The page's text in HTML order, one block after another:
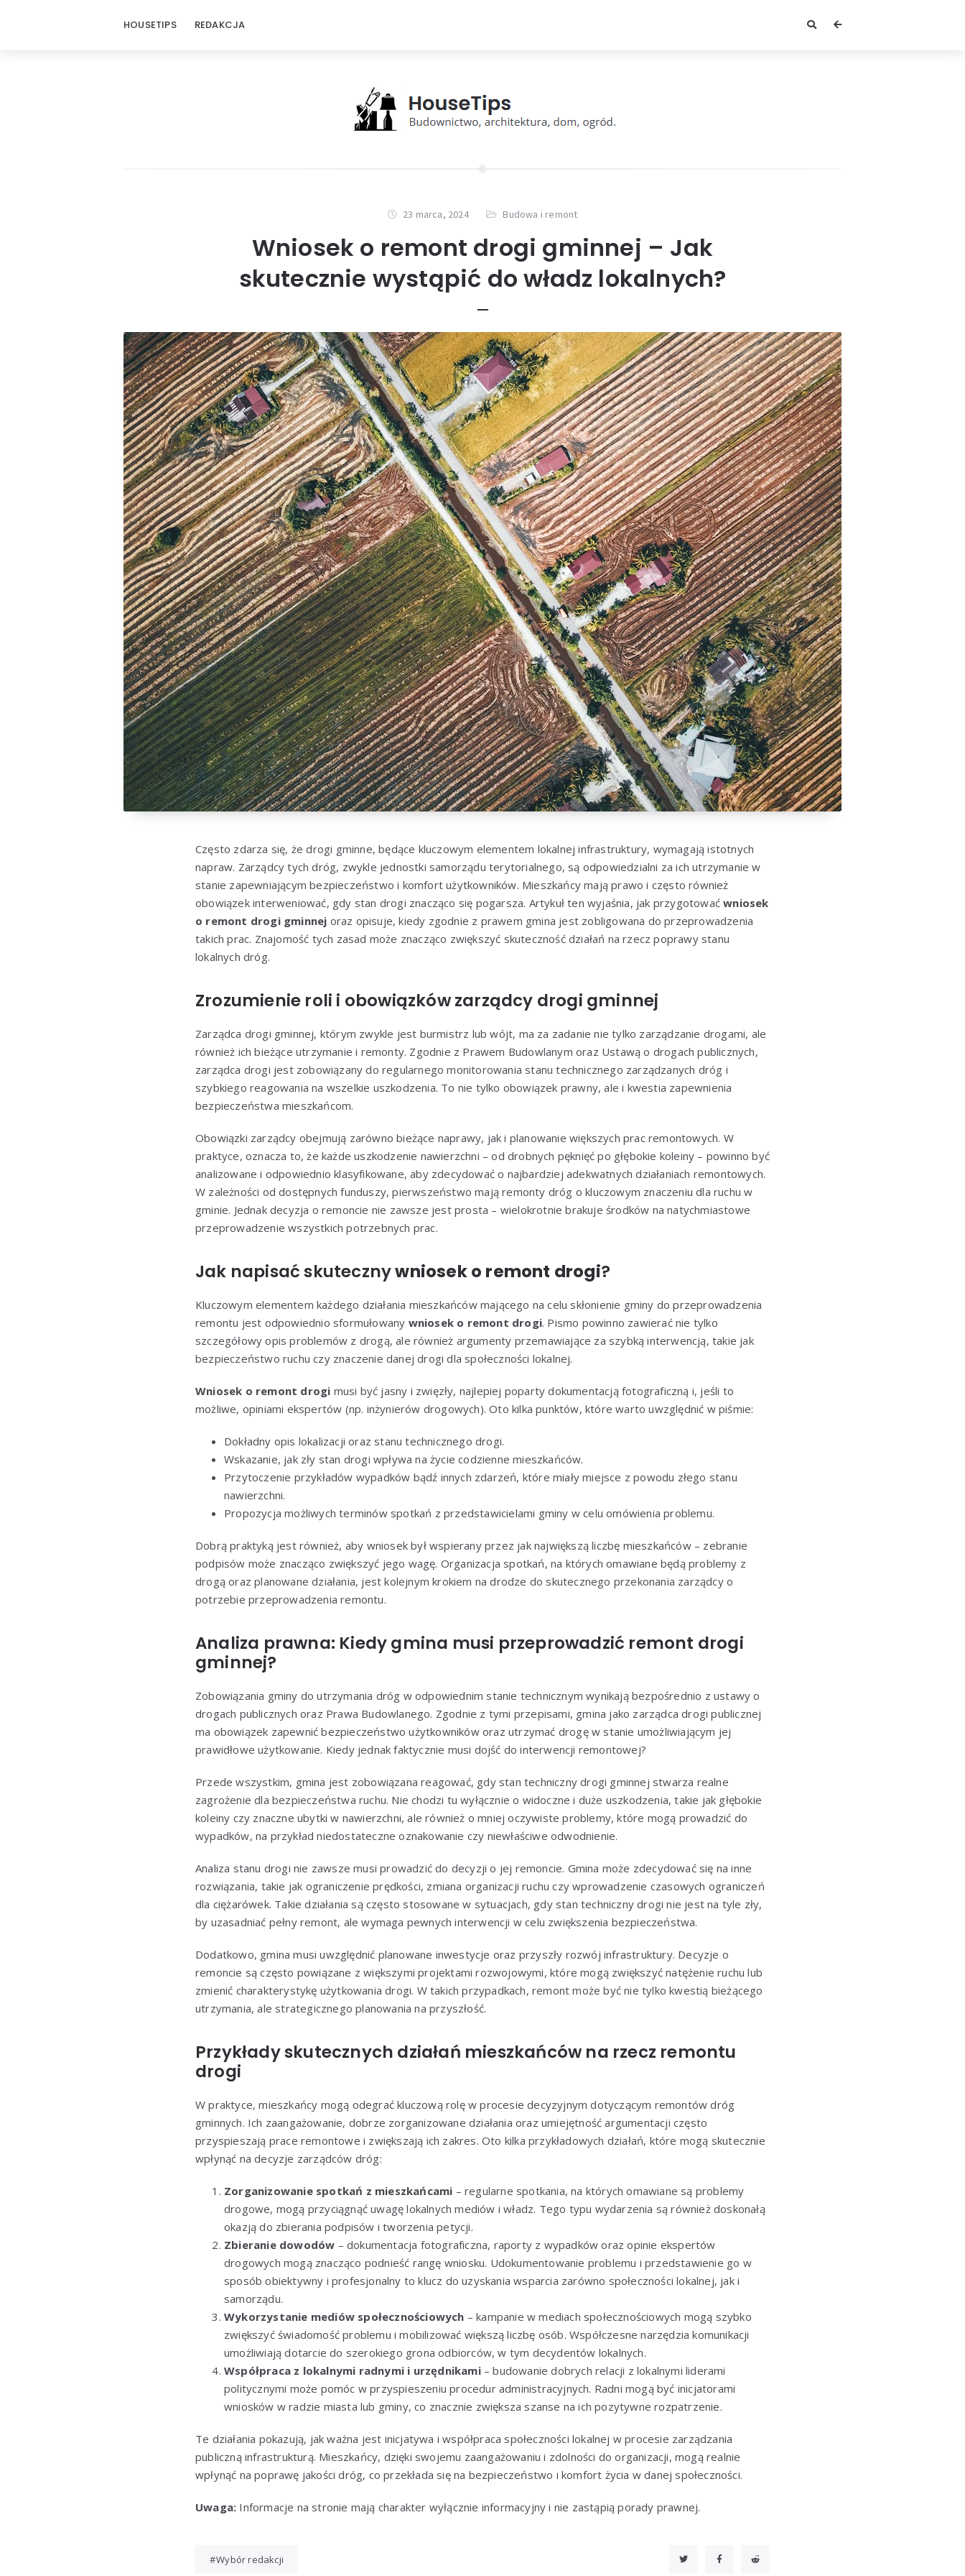
HOUSETIPS REDAKCJA
23 marca, 2024 Budowa i remont
Wniosek o remont drogi gminnej – Jak
skutecznie wystąpić do władz lokalnych?
Często zdarza się, że drogi gminne, będące kluczowym elementem lokalnej infrastruktury, wymagają istotnych
napraw. Zarządcy tych dróg, zwykle jednostki samorządu terytorialnego, są odpowiedzialni za ich utrzymanie w
stanie zapewniającym bezpieczeństwo i komfort użytkowników. Mieszkańcy mają prawo i często również
obowiązek interweniować, gdy stan drogi znacząco się pogarsza. Artykuł ten wyjaśnia, jak przygotowaćwniosek
o remont drogi gminnej oraz opisuje, kiedy zgodnie z prawem gmina jest zobligowana do przeprowadzenia
takich prac. Znajomość tych zasad może znacząco zwiększyć skuteczność działań na rzecz poprawy stanu
lokalnych dróg.
Zrozumienie roli i obowiązków zarządcy drogi gminnej
Zarządca drogi gminnej, którym zwykle jest burmistrz lub wójt, ma za zadanie nie tylko zarządzanie drogami, ale
również ich bieżące utrzymanie i remonty. Zgodnie z Prawem Budowlanym oraz Ustawą o drogach publicznych,
zarządca drogi jest zobowiązany do regularnego monitorowania stanu technicznego zarządzanych dróg i
szybkiego reagowania na wszelkie uszkodzenia. To nie tylko obowiązek prawny, ale i kwestia zapewnienia
bezpieczeństwa mieszkańcom.
Obowiązki zarządcy obejmują zarówno bieżące naprawy, jak i planowanie większych prac remontowych. W
praktyce, oznacza to, że każde uszkodzenie nawierzchni – od drobnych pęknięć po głębokie koleiny – powinno być
analizowane i odpowiednio klasyfikowane, aby zdecydować o najbardziej adekwatnych działaniach remontowych.
W zależności od dostępnych funduszy, pierwszeństwo mają remonty dróg o kluczowym znaczeniu dla ruchu w
gminie. Jednak decyzja o remoncie nie zawsze jest prosta – wielokrotnie brakuje środków na natychmiastowe
przeprowadzenie wszystkich potrzebnych prac.
Jak napisać skutecznywniosek o remont drogi?
Kluczowym elementem każdego działania mieszkańców mającego na celu skłonienie gminy do przeprowadzenia
remontu jest odpowiednio sformułowany wniosek o remont drogi. Pismo powinno zawierać nie tylko
szczegółowy opis problemów z drogą, ale również argumenty przemawiające za szybką interwencją, takie jak
bezpieczeństwo ruchu czy znaczenie danej drogi dla społeczności lokalnej.
Wniosek o remont drogi musi być jasny i zwięzły, najlepiej poparty dokumentacją fotograficzną i, jeśli to
możliwe, opiniami ekspertów (np. inżynierów drogowych). Oto kilka punktów, które warto uwzględnić w piśmie:
Dokładny opis lokalizacji oraz stanu technicznego drogi.
Wskazanie, jak zły stan drogi wpływa na życie codzienne mieszkańców.
Przytoczenie przykładów wypadków bądź innych zdarzeń, które miały miejsce z powodu złego stanu
nawierzchni.
Propozycja możliwych terminów spotkań z przedstawicielami gminy w celu omówienia problemu.
Dobrą praktyką jest również, aby wniosek był wspierany przez jak największą liczbę mieszkańców – zebranie
podpisów może znacząco zwiększyć jego wagę. Organizacja spotkań, na których omawiane będą problemy z
drogą oraz planowane działania, jest kolejnym krokiem na drodze do skutecznego przekonania zarządcy o
potrzebie przeprowadzenia remontu.
Analiza prawna: Kiedy gmina musi przeprowadzić remont drogi
gminnej?
Zobowiązania gminy do utrzymania dróg w odpowiednim stanie technicznym wynikają bezpośrednio z ustawy o
drogach publicznych oraz Prawa Budowlanego. Zgodnie z tymi przepisami, gmina jako zarządca drogi publicznej
ma obowiązek zapewnić bezpieczeństwo użytkowników oraz utrzymać drogę w stanie umożliwiającym jej
prawidłowe użytkowanie. Kiedy jednak faktycznie musi dojść do interwencji remontowej?
Przede wszystkim, gmina jest zobowiązana reagować, gdy stan techniczny drogi gminnej stwarza realne
zagrożenie dla bezpieczeństwa ruchu. Nie chodzi tu wyłącznie o widoczne i duże uszkodzenia, takie jak głębokie
koleiny czy znaczne ubytki w nawierzchni, ale również o mniej oczywiste problemy, które mogą prowadzić do
wypadków, na przykład niedostateczne oznakowanie czy niewłaściwe odwodnienie.
Analiza stanu drogi nie zawsze musi prowadzić do decyzji o jej remoncie. Gmina może zdecydować się na inne
rozwiązania, takie jak ograniczenie prędkości, zmiana organizacji ruchu czy wprowadzenie czasowych ograniczeń
dla ciężarówek. Takie działania są często stosowane w sytuacjach, gdy stan techniczny drogi nie jest na tyle zły,
by uzasadniać pełny remont, ale wymaga pewnych interwencji w celu zwiększenia bezpieczeństwa.
Dodatkowo, gmina musi uwzględnić planowane inwestycje oraz przyszły rozwój infrastruktury. Decyzje o
remoncie są często powiązane z większymi projektami rozwojowymi, które mogą zwiększyć natężenie ruchu lub
zmienić charakterystykę użytkowania drogi. W takich przypadkach, remont może być nie tylko kwestią bieżącego
utrzymania, ale strategicznego planowania na przyszłość.
Przykłady skutecznych działań mieszkańców na rzecz remontu
drogi
W praktyce, mieszkańcy mogą odegrać kluczową rolę w procesie decyzyjnym dotyczącym remontów dróg
gminnych. Ich zaangażowanie, dobrze zorganizowane działania oraz umiejętność argumentacji często
przyspieszają prace remontowe i zwiększają ich zakres. Oto kilka przykładowych działań, które mogą skutecznie
wpłynąć na decyzje zarządców dróg:
Zorganizowanie spotkań z mieszkańcami – regularne spotkania, na których omawiane są problemy
drogowe, mogą przyciągnąć uwagę lokalnych mediów i władz. Tego typu wydarzenia są również doskonałą
okazją do zbierania podpisów i tworzenia petycji.
Zbieranie dowodów – dokumentacja fotograficzna, raporty z wypadków oraz opinie ekspertów
drogowych mogą znacząco podnieść rangę wniosku. Udokumentowanie problemu i przedstawienie go w
sposób obiektywny i profesjonalny to klucz do uzyskania wsparcia zarówno społeczności lokalnej, jak i
samorządu.
Wykorzystanie mediów społecznościowych – kampanie w mediach społecznościowych mogą szybko
zwiększyć świadomość problemu i mobilizować większą liczbę osób. Współczesne narzędzia komunikacji
umożliwiają dotarcie do szerokiego grona odbiorców, w tym decydentów lokalnych.
Współpraca z lokalnymi radnymi i urzędnikami– budowanie dobrych relacji z lokalnymi liderami
politycznymi może pomóc w przyspieszeniu procedur administracyjnych. Radni mogą być inicjatorami
wniosków w radzie miasta lub gminy, co znacznie zwiększa szanse na ich pozytywne rozpatrzenie.
Te działania pokazują, jak ważna jest inicjatywa i współpraca społeczności lokalnej w procesie zarządzania
publiczną infrastrukturą. Mieszkańcy, dzięki swojemu zaangażowaniu i zdolności do organizacji, mogą realnie
wpłynąć na poprawę jakości dróg, co przekłada się na bezpieczeństwo i komfort życia w danej społeczności.
Uwaga: Informacje na stronie mają charakter wyłącznie informacyjny i nie zastąpią porady prawnej.
Wybór redakcji